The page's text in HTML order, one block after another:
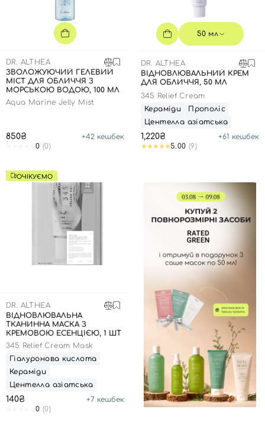
DR. ALTHEA
ЗВОЛОЖУЮЧИЙ ГЕЛЕВИЙ
МІСТ ДЛЯ ОБЛИЧЧЯ З
МОРСЬКОЮ ВОДОЮ, 100 МЛ
Aqua Marine Jelly Mist
850₴ +42 кешбек
0 (0)
50 мл
DR. ALTHEA
ВІДНОВЛЮВАЛЬНИЙ КРЕМ
ДЛЯ ОБЛИЧЧЯ, 50 МЛ
345 Relief Cream
Кераміди
Прополіс
Центелла азіатська
1,220₴ +61 кешбек
5.00 (9)
ОЧІКУЄМО
DR. ALTHEA
ВІДНОВЛЮВАЛЬНА
ТКАНИННА МАСКА З
КРЕМОВОЮ ЕСЕНЦІЄЮ, 1 ШТ
345 Relief Cream Mask
Гіалуронова кислота
Кераміди
Центелла азіатська
140₴ +7 кешбек
0 (0)
Вхід Реєстрація
Номер телефону
Відправляючи форму для авторизації/реєстрації ви
Угоди користувача
Далі